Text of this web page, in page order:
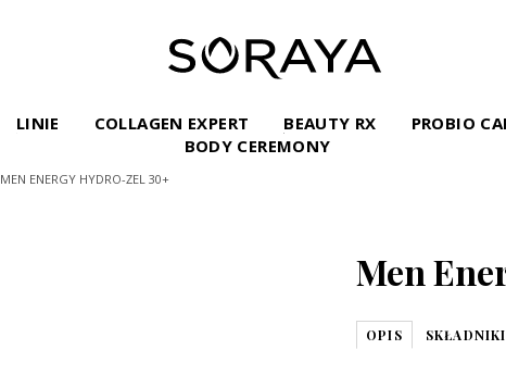
LINIE COLLAGEN EXPERT BEAUTY RX PROBIO
BODY CEREMONY
MEN ENERGY HYDRO-ŻEL 30+
Men
OPIS SKŁADNIKI